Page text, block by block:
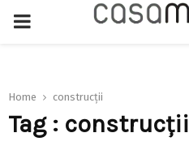
PRIMARY
Home construcţii
Tag : construcţii